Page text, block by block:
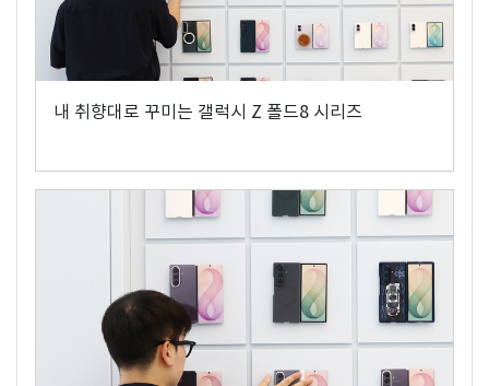
내 취향대로 꾸미는 갤럭시 Z 폴드8 시리즈